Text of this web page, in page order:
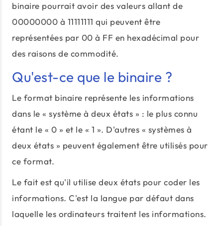
binaire pourrait avoir des valeurs allant de
00000000 à 11111111 qui peuvent être
représentées par 00 à FF en hexadécimal pour
des raisons de commodité.
Qu'est-ce que le binaire ?
Le format binaire représente les informations
dans le « système à deux états » : le plus connu
étant le « 0 » et le « 1 ». D'autres « systèmes à
deux états » peuvent également être utilisés pour
ce format.
Le fait est qu'il utilise deux états pour coder les
informations. C'est la langue par défaut dans
laquelle les ordinateurs traitent les informations.